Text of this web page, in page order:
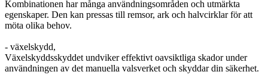
Kombinationen har många användningsområden och utmärkta
egenskaper. Den kan pressas till remsor, ark och halvcirklar för att
möta olika behov.
- växelskydd,
Växelskyddsskyddet undviker effektivt oavsiktliga skador under
användningen av det manuella valsverket och skyddar din säkerhet.